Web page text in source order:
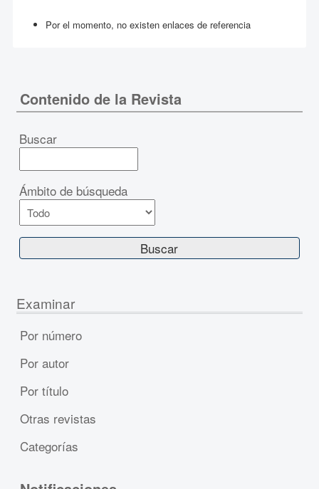
Por el momento, no existen enlaces de referencia
Contenido de la Revista
Buscar
Ámbito de búsqueda
Examinar
Por número
Por autor
Por título
Otras revistas
Categorías